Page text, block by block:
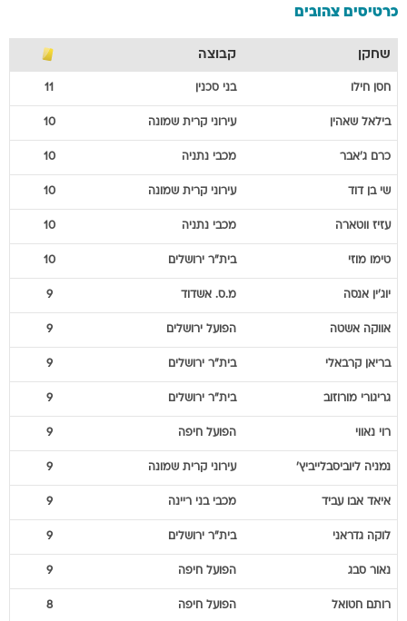
כרטיסים צהובים
שחקן קבוצה
חסן חילו בני סכנין 11
בילאל שאהין עירוני קרית שמונה 10
כרם ג'אבר מכבי נתניה 10
שי בן דוד עירוני קרית שמונה 10
עזיז ווטארה מכבי נתניה 10
טימו מוזי בית"ר ירושלים 10
יוג'ין אנסה מ.ס. אשדוד 9
אווקה אשטה הפועל ירושלים 9
בריאן קרבאלי בית"ר ירושלים 9
גריגורי מורוזוב בית"ר ירושלים 9
רוי נאווי הפועל חיפה 9
נמניה ליוביסבלייביץ' עירוני קרית שמונה 9
איאד אבו עביד מכבי בני ריינה 9
לוקה גדראני בית"ר ירושלים 9
נאור סבג הפועל חיפה 9
רותם חטואל הפועל חיפה 8